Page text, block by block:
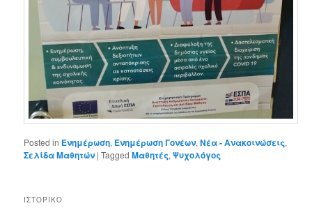
Posted in Ενημέρωση, Ενημέρωση Γονέων,Νέα - Ανακοινώσεις,
Σελίδα Μαθητών |Tagged Μαθητές,Ψυχολόγος
ΙΣΤΟΡΙΚΌ